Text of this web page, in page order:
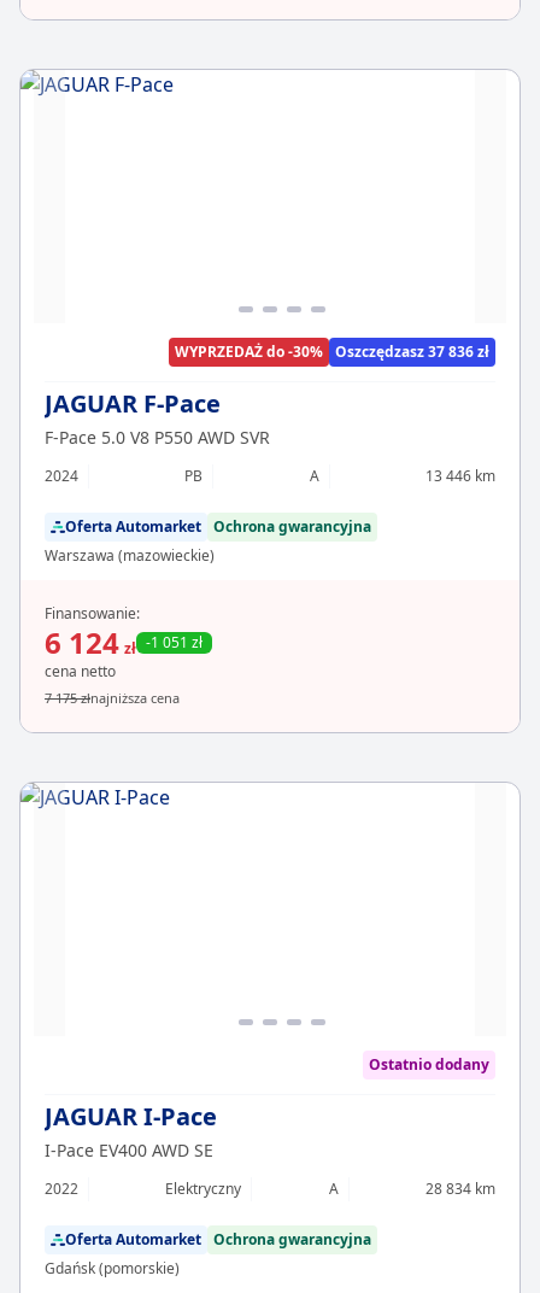
WYPRZEDAŻ do -30% Oszczędzasz 37 836 zł
JAGUAR F-Pace
F-Pace 5.0 V8 P550 AWD SVR
2024 PB A 13 446 km
Oferta Automarket Ochrona gwarancyjna
Warszawa (mazowieckie)
Finansowanie:
6 124 zł -1 051 zł
cena netto
7 175 złnajniższa cena
Ostatnio dodany
JAGUAR I-Pace
I-Pace EV400 AWD SE
2022 Elektryczny A 28 834 km
Oferta Automarket Ochrona gwarancyjna
Gdańsk (pomorskie)